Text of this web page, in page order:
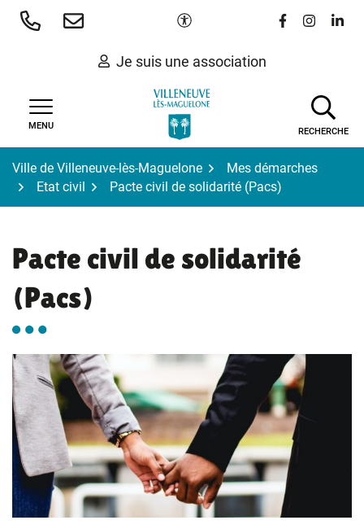
Aller
Paramètres d'accessibilité
Lien vers le
Lien vers
Lien
Je suis une association
MENU
RECHERCHE
Ville de Villeneuve-lès-Maguelone
Mes démarches
Etat civil
Pacte civil de solidarité (Pacs)
Pacte civil de solidarité
(Pacs)